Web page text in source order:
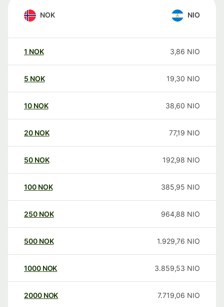
NOK NIO
1 NOK 3,86 NIO
5 NOK 19,30 NIO
10 NOK 38,60 NIO
20 NOK 77,19 NIO
50 NOK 192,98 NIO
100 NOK 385,95 NIO
250 NOK 964,88 NIO
500 NOK 1.929,76 NIO
1000 NOK 3.859,53 NIO
2000 NOK 7.719,06 NIO